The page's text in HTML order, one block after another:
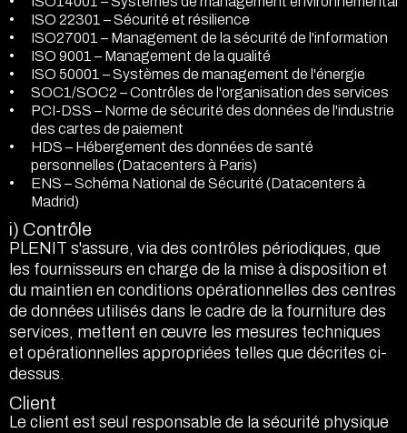
ISO 22301 – Sécurité et résilience
ISO27001 – Management de la sécurité de l'information
ISO 9001 – Management de la qualité
ISO 50001 – Systèmes de management de l'énergie
SOC1/SOC2 – Contrôles de l'organisation des services
PCI-DSS – Norme de sécurité des données de l'industrie
des cartes de paiement
HDS – Hébergement des données de santé
personnelles (Datacenters à Paris)
ENS – Schéma National de Sécurité (Datacenters à
Madrid)
i) Contrôle
PLENIT s'assure, via des contrôles périodiques, que
les fournisseurs en charge de la mise à disposition et
du maintien en conditions opérationnelles des centres
de données utilisés dans le cadre de la fourniture des
services, mettent en œuvre les mesures techniques
et opérationnelles appropriées telles que décrites ci-
dessus.
Client
Le client est seul responsable de la sécurité physique